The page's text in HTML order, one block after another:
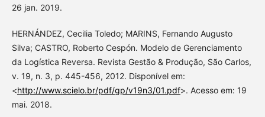
26 jan. 2019.
HERNÁNDEZ, Cecilia Toledo; MARINS, Fernando Augusto
Silva; CASTRO, Roberto Cespón. Modelo de Gerenciamento
da Logística Reversa. Revista Gestão & Produção, São Carlos,
v. 19, n. 3, p. 445-456, 2012. Disponível em:
<http://www.scielo.br/pdf/gp/v19n3/01.pdf>. Acesso em: 19
mai. 2018.